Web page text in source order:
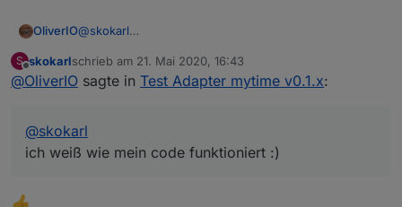
OliverIO@skokarl
S
Offline
skokarlschrieb am 21. Mai 2020, 16:43
zuletzt editiert von
@OliverIO sagte in Test Adapter mytime v0.1.x:
@skokarl
ich weiß wie mein code funktioniert :)